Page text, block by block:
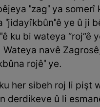
"zag" ya somerî
"jidayîkbûn"ê ye û ji
ku bi wateya “roj”ê
Wateya navê
rojê" ye.
her sibeh roj li pişt
derdikeve û li